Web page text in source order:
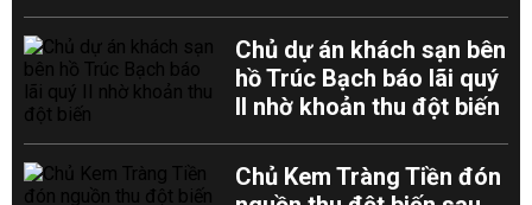
Chủ dự án khách sạn bên
hồ Trúc Bạch báo lãi quý
II nhờ khoản thu đột biến
Chủ Kem Tràng Tiền đón